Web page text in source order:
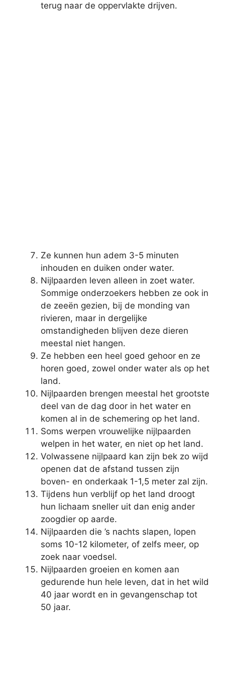
terug naar de oppervlakte drijven.
Ze kunnen hun adem 3-5 minuten
inhouden en duiken onder water.
Nijlpaarden leven alleen in zoet water.
Sommige onderzoekers hebben ze ook in
de zeeën gezien, bij de monding van
rivieren, maar in dergelijke
omstandigheden blijven deze dieren
meestal niet hangen.
Ze hebben een heel goed gehoor en ze
horen goed, zowel onder water als op het
land.
Nijlpaarden brengen meestal het grootste
deel van de dag door in het water en
komen al in de schemering op het land.
Soms werpen vrouwelijke nijlpaarden
welpen in het water, en niet op het land.
Volwassene nijlpaard kan zijn bek zo wijd
openen dat de afstand tussen zijn
boven- en onderkaak 1-1,5 meter zal zijn.
Tijdens hun verblijf op het land droogt
hun lichaam sneller uit dan enig ander
zoogdier op aarde.
Nijlpaarden die ’s nachts slapen, lopen
soms 10-12 kilometer, of zelfs meer, op
zoek naar voedsel.
Nijlpaarden groeien en komen aan
gedurende hun hele leven, dat in het wild
40 jaar wordt en in gevangenschap tot
50 jaar.